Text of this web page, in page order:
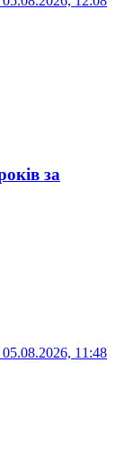
за
05.08.2026, 11:48